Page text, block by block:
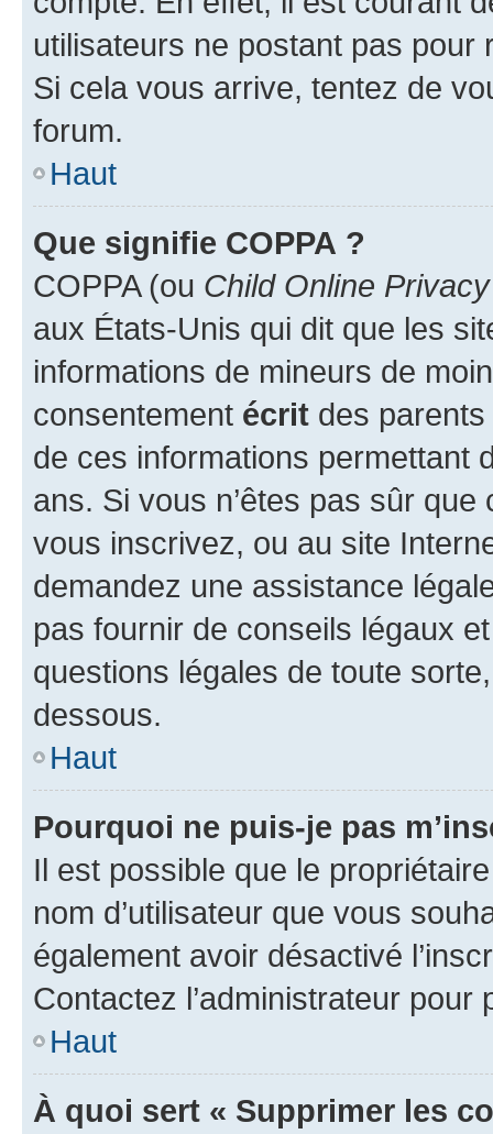
utilisateurs ne postant pas pour
Si cela vous arrive, tentez de
forum.
Haut
Que signifie COPPA ?
COPPA (ou Child Online
aux États-Unis qui dit que les
informations de mineurs de
consentement écrit des parents
de ces informations permettant
ans. Si vous n’êtes pas sûr
vous inscrivez, ou au site
demandez une assistance
pas fournir de conseils légaux
questions légales de toute
dessous.
Haut
Pourquoi ne puis-je pas
Il est possible que le
nom d’utilisateur que vous
également avoir désactivé
Contactez l’administrateur
Haut
À quoi sert « Supprimer les